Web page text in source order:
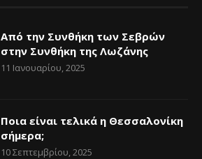
Από την Συνθήκη των Σεβρών
στην Συνθήκη της Λωζάνης
11 Ιανουαρίου, 2025
Ποια είναι τελικά η Θεσσαλονίκη
σήμερα;
10 Σεπτεμβρίου, 2025